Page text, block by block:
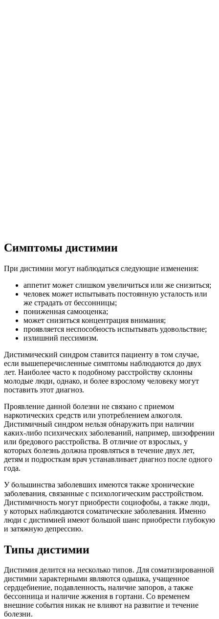
Симптомы дистимии
При дистимии могут наблюдаться следующие изменения:
аппетит может слишком увеличиться или же снизиться;
человек может испытывать постоянную усталость или
же страдать от бессонницы;
пониженная самооценка;
может снизиться концентрация внимания;
проявляется неспособность испытывать удовольствие;
излишний пессимизм.
Дистимический синдром ставится пациенту в том случае,
если вышеперечисленные симптомы наблюдаются до двух
лет. Наиболее часто к подобному расстройству склонны
молодые люди, однако, и более взрослому человеку могут
поставить этот диагноз.
Проявление данной болезни не связано с приемом
наркотических средств или употреблением алкоголя.
Дистимичный синдром нельзя обнаружить при наличии
каких-либо психических заболеваний, например, шизофрении
или бредового расстройства. В отличие от взрослых, у
которых болезнь должна проявляться в течение двух лет,
детям и подросткам врач устанавливает диагноз после одного
года.
У большинства заболевших имеются также хронические
заболевания, связанные с психологическим расстройством.
Дистимичность могут приобрести социофобы, а также люди,
у которых наблюдаются соматические заболевания. Именно
люди с дистимией имеют большой шанс приобрести глубокую
и затяжную депрессию.
Типы дистимии
Дистимия делится на несколько типов. Для соматизированной
дистимии характерными являются одышка, учащенное
сердцебиение, подавленность, наличие запоров, а также
бессонница и наличие жжения в гортани. Со временем
внешние события никак не влияют на развитие и течение
болезни.